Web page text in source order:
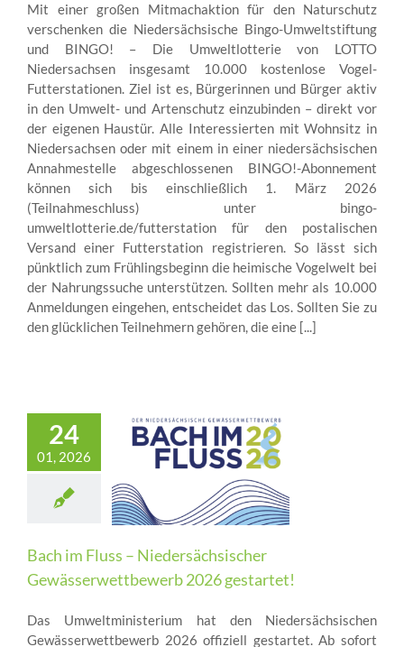
Mit einer großen Mitmachaktion für den Naturschutz
verschenken die Niedersächsische Bingo-Umweltstiftung
und BINGO! – Die Umweltlotterie von LOTTO
Niedersachsen insgesamt 10.000 kostenlose Vogel-
Futterstationen. Ziel ist es, Bürgerinnen und Bürger aktiv
in den Umwelt- und Artenschutz einzubinden – direkt vor
der eigenen Haustür. Alle Interessierten mit Wohnsitz in
Niedersachsen oder mit einem in einer niedersächsischen
Annahmestelle abgeschlossenen BINGO!-Abonnement
können sich bis einschließlich 1. März 2026
(Teilnahmeschluss) unter bingo-
umweltlotterie.de/futterstation für den postalischen
Versand einer Futterstation registrieren. So lässt sich
pünktlich zum Frühlingsbeginn die heimische Vogelwelt bei
der Nahrungssuche unterstützen. Sollten mehr als 10.000
Anmeldungen eingehen, entscheidet das Los. Sollten Sie zu
den glücklichen Teilnehmern gehören, die eine [...]
24
01, 2026
Bach im Fluss – Niedersächsischer
Gewässerwettbewerb 2026 gestartet!
Das Umweltministerium hat den Niedersächsischen
Gewässerwettbewerb 2026 offiziell gestartet. Ab sofort